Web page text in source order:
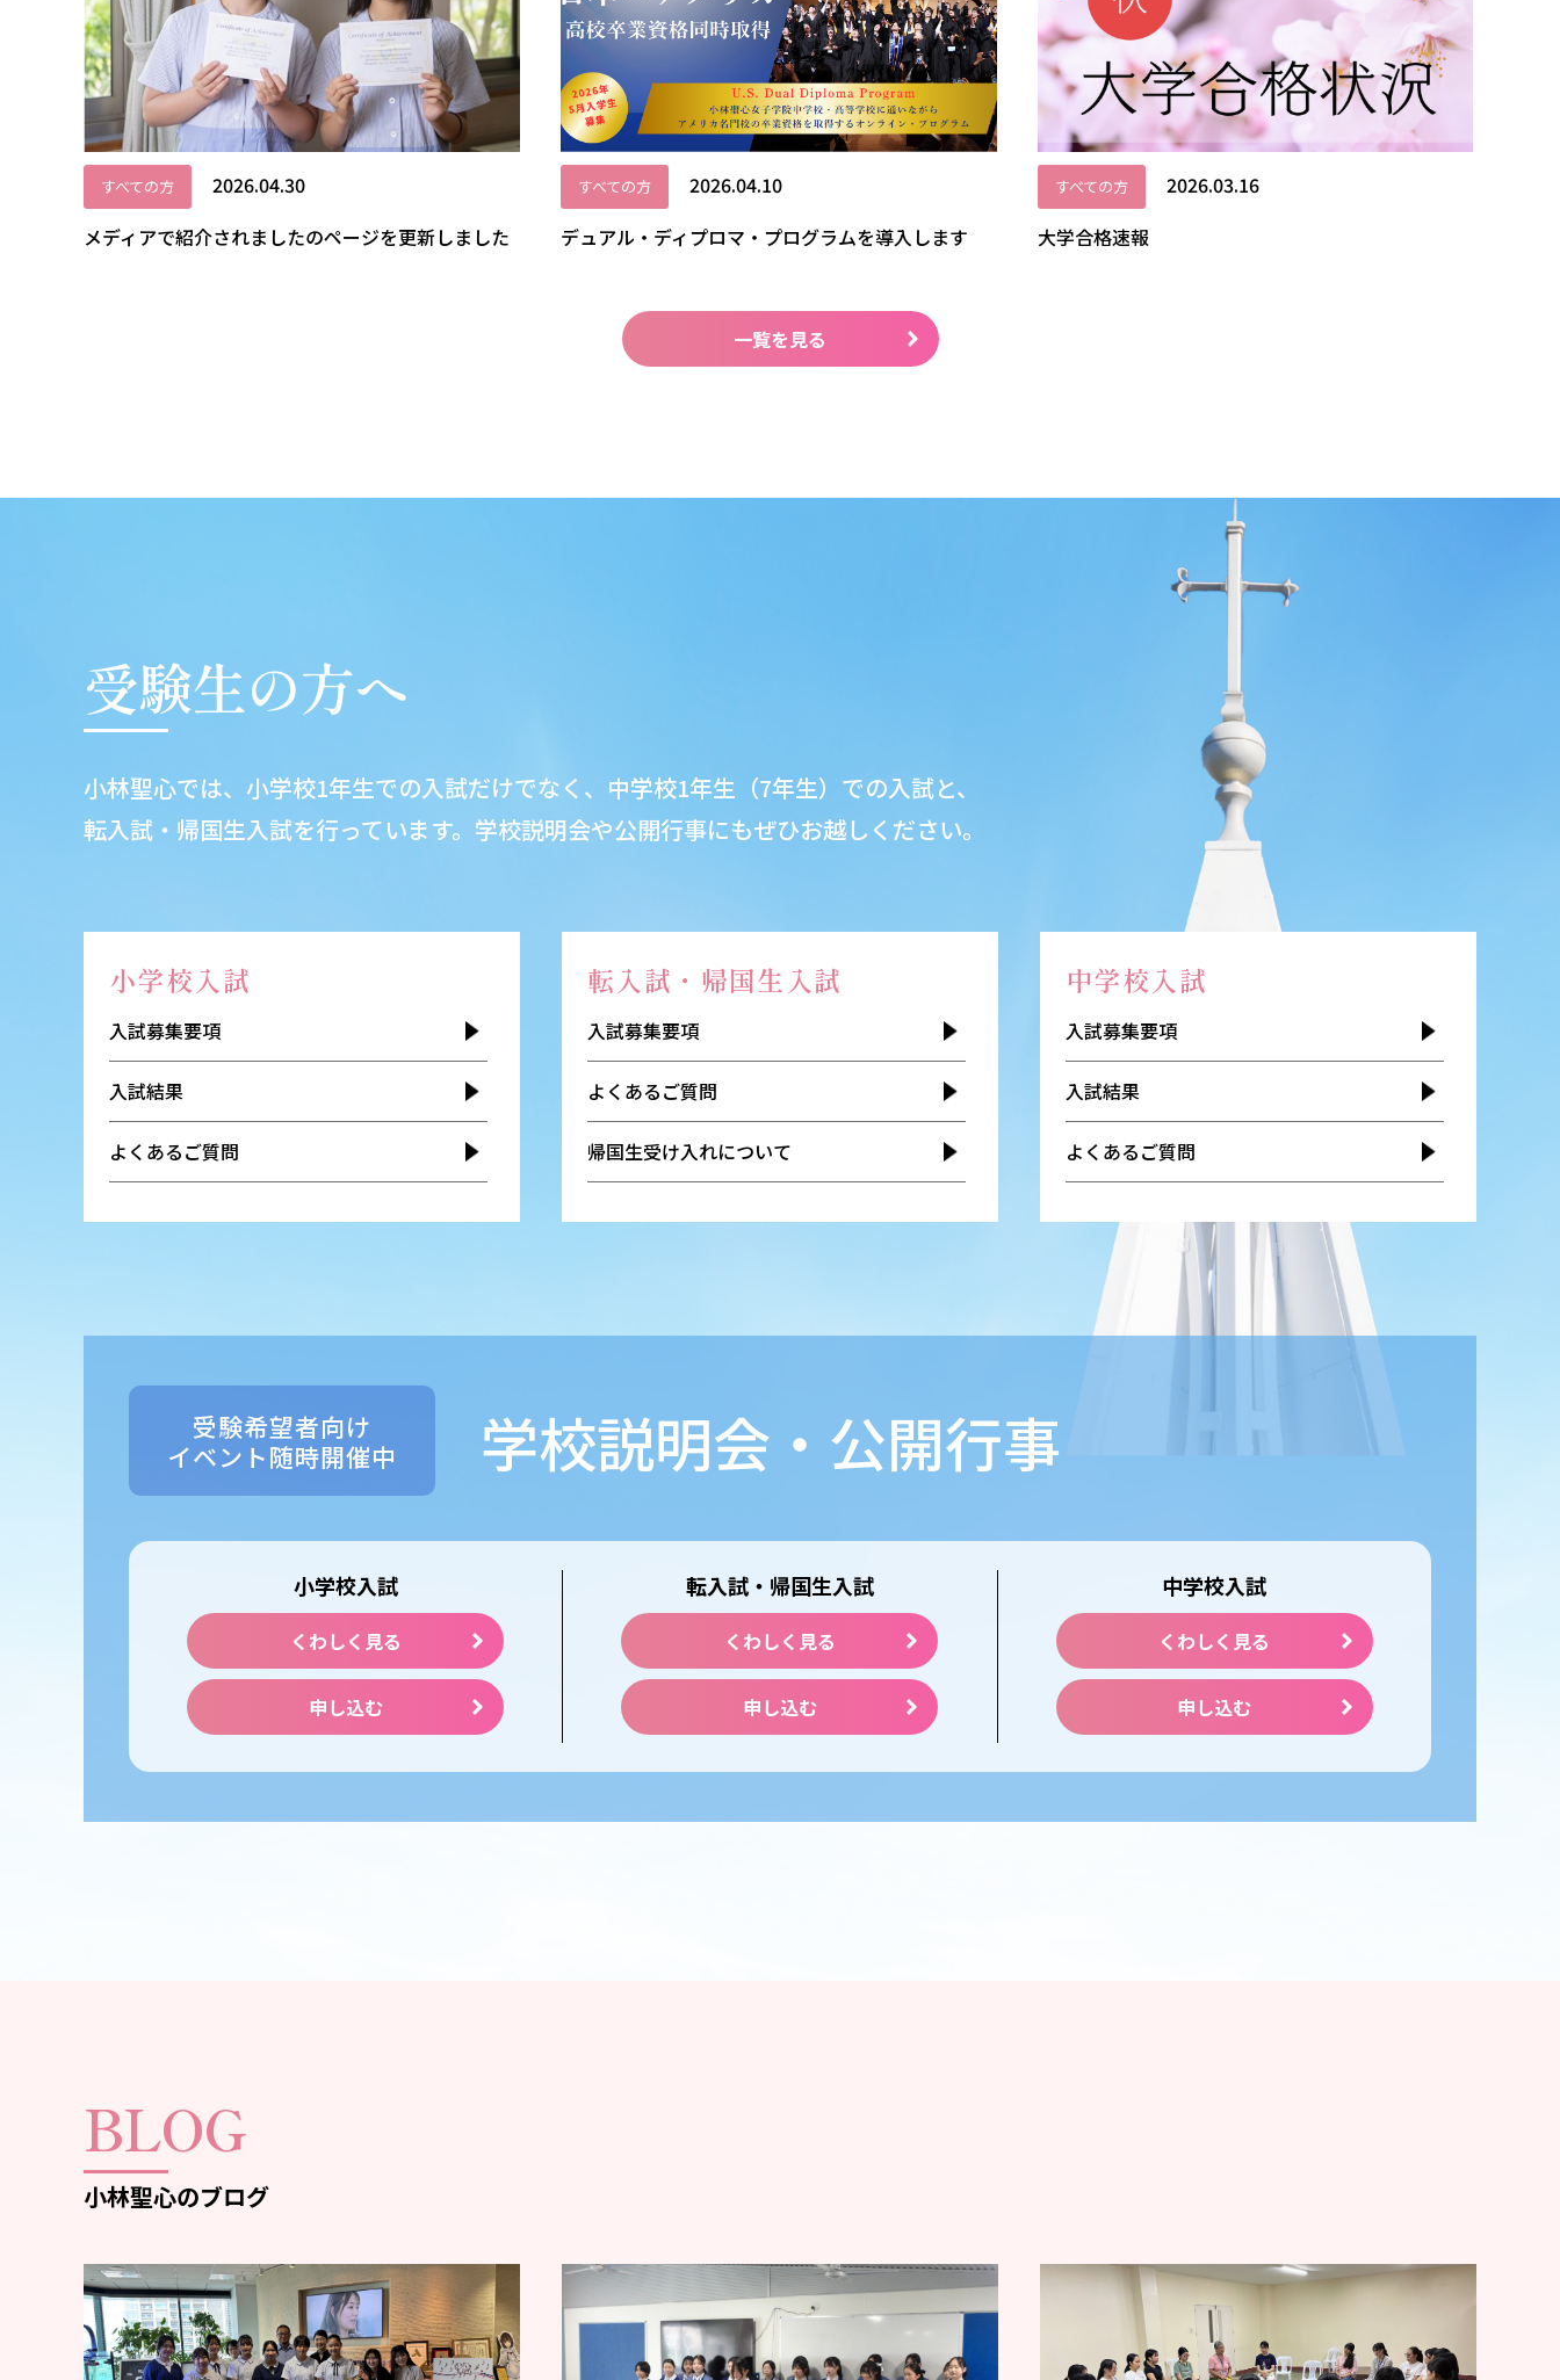
すべての方
2026.04.30
メディアで紹介されましたのページを更新しました
すべての方
2026.04.10
デュアル・ディプロマ・プログラムを導入します
すべての方
2026.03.16
大学合格速報
一覧を見る
受験生の方へ
小林聖心では、小学校1年生での入試だけでなく、中学校1年生（7年生）での入試と、
転入試・帰国生入試を行っています。学校説明会や公開行事にもぜひお越しください。
小学校入試
入試募集要項
入試結果
よくあるご質問
転入試・帰国生入試
入試募集要項
よくあるご質問
帰国生受け入れについて
中学校入試
入試募集要項
入試結果
よくあるご質問
受験希望者向け
イベント随時開催中
学校説明会・公開行事
小学校入試
くわしく見る
申し込む
転入試・帰国生入試
くわしく見る
申し込む
中学校入試
くわしく見る
申し込む
BLOG
小林聖心のブログ